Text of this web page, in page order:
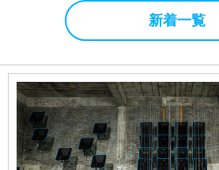
新着一覧